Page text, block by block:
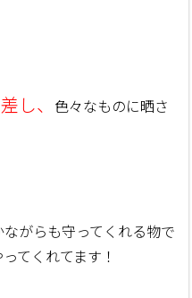
し、
色々なものに晒さ
がらも守ってくれる物で
てくれてます！